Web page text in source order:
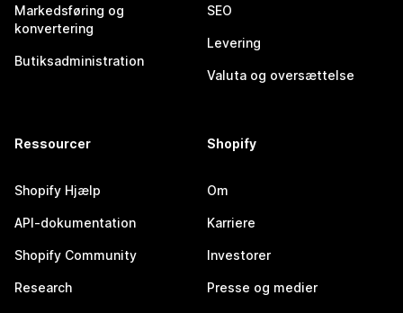
Markedsføring og
konvertering
Butiksadministration
SEO
Levering
Valuta og oversættelse
Ressourcer
Shopify Hjælp
API-dokumentation
Shopify Community
Research
Shopify
Om
Karriere
Investorer
Presse og medier